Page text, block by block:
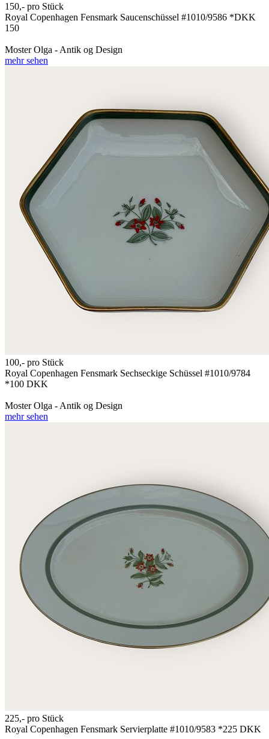
150,- pro Stück
Royal Copenhagen Fensmark Saucenschüssel #1010/9586 *DKK
150
Moster Olga - Antik og Design
mehr sehen
100,- pro Stück
Royal Copenhagen Fensmark Sechseckige Schüssel #1010/9784
*100 DKK
Moster Olga - Antik og Design
mehr sehen
225,- pro Stück
Royal Copenhagen Fensmark Servierplatte #1010/9583 *225 DKK